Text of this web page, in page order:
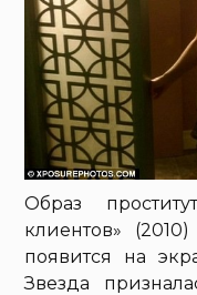
Образ
клиентов»
появится на
Звезда